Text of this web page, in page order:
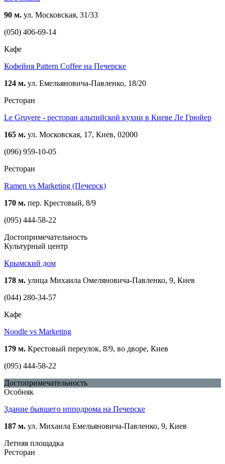
90 м. ул. Московская, 31/33
(050) 406-69-14
Кафе
Кофейня Pattern Coffee на Печерске
124 м. ул. Емельяновича-Павленко, 18/20
Ресторан
Le Gruyere - ресторан альпийской кухни в Киеве Ле Грюйер
165 м. ул. Московская, 17, Киев, 02000
(096) 959-10-05
Ресторан
Ramen vs Marketing (Печерск)
170 м. пер. Крестовый, 8/9
(095) 444-58-22
Достопримечательность
Культурный центр
Крымский дом
178 м. улица Михаила Омеляновича-Павленко, 9, Киев
(044) 280-34-57
Кафе
Noodle vs Marketing
179 м. Крестовый переулок, 8/9, во дворе, Киев
(095) 444-58-22
Достопримечательность
Особняк
Здание бывшего ипподрома на Печерске
187 м. ул. Михаила Емельяновича-Павленко, 9, Киев
Летняя площадка
Ресторан